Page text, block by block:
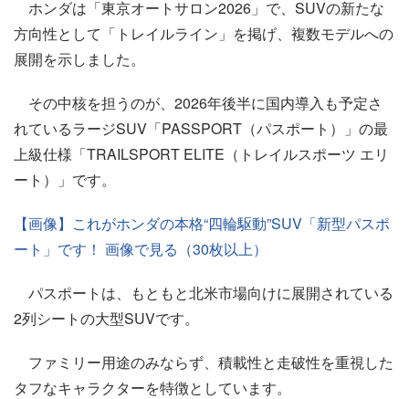
ホンダは「東京オートサロン2026」で、SUVの新たな
方向性として「トレイルライン」を掲げ、複数モデルへの
展開を示しました。
その中核を担うのが、2026年後半に国内導入も予定さ
れているラージSUV「PASSPORT（パスポート）」の最
上級仕様「TRAILSPORT ELITE（トレイルスポーツ エリ
ート）」です。
【画像】これがホンダの本格“四輪駆動”SUV「新型パスポ
ート」です！ 画像で見る（30枚以上）
パスポートは、もともと北米市場向けに展開されている
2列シートの大型SUVです。
ファミリー用途のみならず、積載性と走破性を重視した
タフなキャラクターを特徴としています。